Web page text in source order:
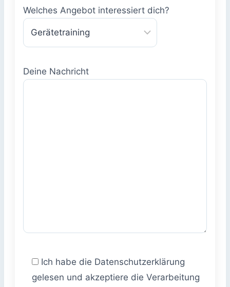
Welches Angebot interessiert dich?
Deine Nachricht
Ich habe die Datenschutzerklärung
gelesen und akzeptiere die Verarbeitung